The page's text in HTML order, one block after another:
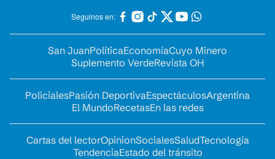
Seguinos en:
San JuanPolíticaEconomíaCuyo Minero
Suplemento VerdeRevista OH
PolicialesPasión DeportivaEspectáculosArgentina
El MundoRecetasEn las redes
Cartas del lectorOpinionSocialesSaludTecnología
TendenciaEstado del tránsito